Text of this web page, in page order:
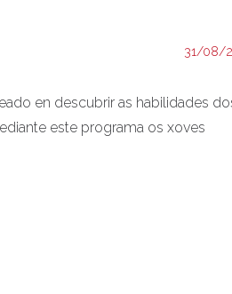
31/08/
en descubrir as habilidades
este programa os xoves